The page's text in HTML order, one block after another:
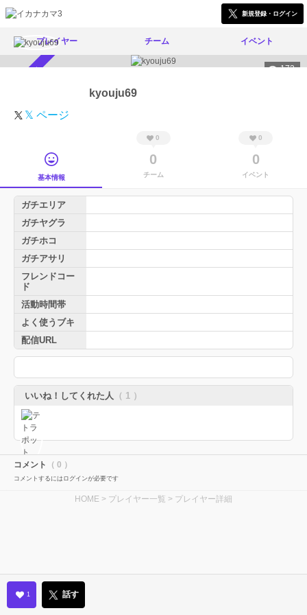
新規登録・ログイン
プレイヤー チーム イベント
172
kyouju69
𝕏 ページ
基本情報
0
0
チーム
0
0
イベント
ガチエリア
ガチヤグラ
ガチホコ
ガチアサリ
フレンドコー
ド
活動時間帯
よく使うブキ
配信URL
いいね！してくれた人 （ 1 ）
コメント （ 0 ）
コメントするにはログインが必要です
HOME > プレイヤー一覧 > プレイヤー詳細
1 話す